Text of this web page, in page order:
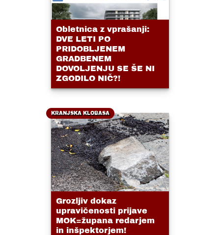
Obletnica z vprašanji:
DVE LETI PO
PRIDOBLJENEM
GRADBENEM
DOVOLJENJU SE ŠE NI
ZGODILO NIČ?!
KRANJSKA KLOBASA
Grozljiv dokaz
upravičenosti prijave
MOK=župana redarjem
in inšpektorjem!